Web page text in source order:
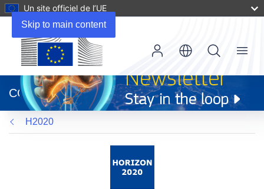
Skip to main content
Un site officiel de l’UE
dans
une
nouvelle
fenêtre)
CORDIS
Menu
H2020